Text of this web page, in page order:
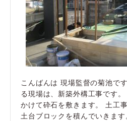
こんばんは 現場監督の菊池で
る現場は、新築外構工事です
かけて砕石を敷きます。 土工
土台ブロックを積んでいきま